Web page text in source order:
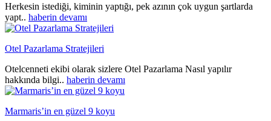
Herkesin istediği, kiminin yaptığı, pek azının çok uygun şartlarda
yapt.. haberin devamı
Otel Pazarlama Stratejileri
Otelcenneti ekibi olarak sizlere Otel Pazarlama Nasıl yapılır
hakkında bilgi.. haberin devamı
Marmaris’in en güzel 9 koyu